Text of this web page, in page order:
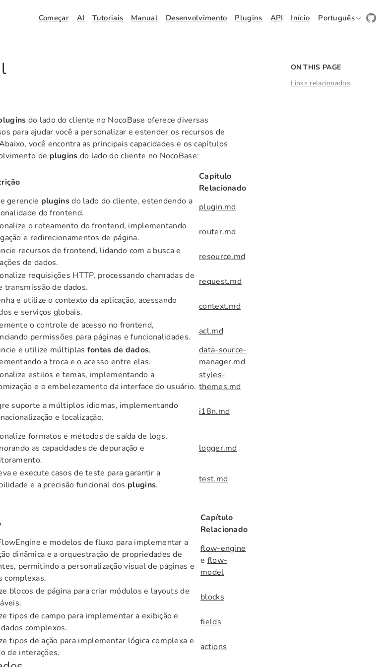
Começar AI Tutoriais Manual Desenvolvimento Plugins API Início Português
do lado do cliente no NocoBase oferece diversas
para ajudar você a personalizar e estender os recursos de
você encontra as principais capacidades e os capítulos
de plugins do lado do cliente no NocoBase:
Capítulo
Relacionado
gerencie pluginsdo lado do cliente, estendendo a
do frontend.
plugin.md
o roteamento do frontend, implementando
e redirecionamentos de página.
router.md
recursos de frontend, lidando com a busca e
de dados.
resource.md
requisições HTTP, processando chamadas de
transmissão de dados.
request.md
e utilize o contexto da aplicação, acessando
e serviços globais.
context.md
o controle de acesso no frontend,
permissões para páginas e funcionalidades.
acl.md
e utilize múltiplas fontes de dados,
a troca e o acesso entre elas.
data-source-
manager.md
estilos e temas, implementando a
e o embelezamento da interface do usuário.
styles-
themes.md
suporte a múltiplos idiomas, implementando
e localização.
i18n.md
formatos e métodos de saída de logs,
as capacidades de depuração e
logger.md
e execute casos de teste para garantir a
e a precisão funcional dos plugins.
test.md
Capítulo
Relacionado
e modelos de fluxo para implementar a
dinâmica e a orquestração de propriedades de
permitindo a personalização visual de páginas e
complexas.
flow-engine
e flow-
model
blocos de página para criar módulos e layouts de
blocks
tipos de campo para implementar a exibição e
complexos.
fields
tipos de ação para implementar lógica complexa e
de interações.
actions
ON THIS PAGE
Links relacionados